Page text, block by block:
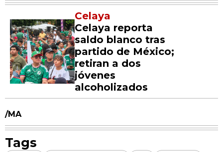
Celaya
Celaya reporta
saldo blanco tras
partido de México;
retiran a dos
jóvenes
alcoholizados
/MA
Tags